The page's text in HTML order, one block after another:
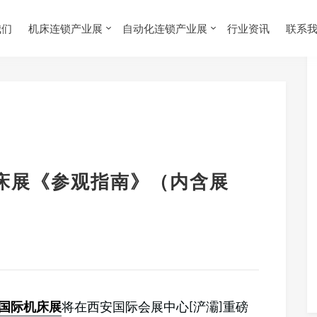
机床连锁产业展 自动化连锁产业展 行业资讯 联系
展《参观指南》（内含展
际机床展将在西安国际会展中心[浐灞]重磅